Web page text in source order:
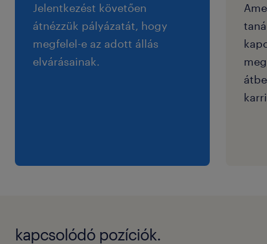
Jelentkezést követően
átnézzük pályázatát, hogy
megfelel-e az adott állás
elvárásainak.
kapcsolódó pozíciók.